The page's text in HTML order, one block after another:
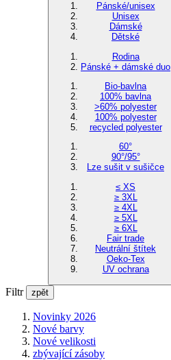
Pánské/unisex
Unisex
Dámské
Dětské
Rodina
Pánské + dámské duo
Bio-bavlna
100% bavlna
>60% polyester
100% polyester
recycled polyester
60°
90°/95°
Lze sušit v sušičce
≤ XS
≥ 3XL
≥ 4XL
≥ 5XL
≥ 6XL
Fair trade
Neutrální štítek
Oeko-Tex
UV ochrana
Filtr zpět
Novinky 2026
Nové barvy
Nové velikosti
zbývající zásoby